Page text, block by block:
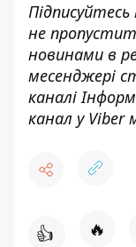
не
новинами в
месенджері
каналі
канал у Viber
👍 🔥